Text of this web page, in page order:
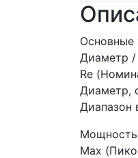
Основные
Диаметр /
Re
Диаметр,
Диапазон
Мощность
Max